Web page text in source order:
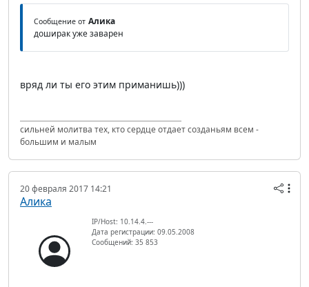
Сообщение от Алика
доширак уже заварен
вряд ли ты его этим приманишь)))
сильней молитва тех, кто сердце отдает созданьям всем -
большим и малым
20 февраля 2017 14:21
Алика
IP/Host: 10.14.4.---
Дата регистрации: 09.05.2008
Сообщений: 35 853